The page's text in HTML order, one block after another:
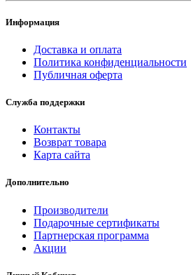
Информация
Доставка и оплата
Политика конфиденциальности
Публичная оферта
Служба поддержки
Контакты
Возврат товара
Карта сайта
Дополнительно
Производители
Подарочные сертификаты
Партнерская программа
Акции